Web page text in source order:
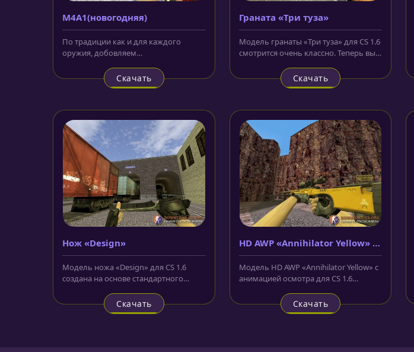
M4A1(новогодняя)
По традиции как и для каждого
оружия, добовляем
Винтовка в...
Скачать
Граната «Три туза»
Модель гранаты «Три туза» для CS 1.6
смотрится очень классно. Теперь вы
Скачать
Нож «Design»
Модель ножа «Design» для CS 1.6
создана на основе стандартного
анимацию...
Скачать
HD AWP «Annihilator Yellow» с
анимацией осмотра
Модель HD AWP «Annihilator Yellow» с
анимацией осмотра для CS 1.6
Скачать